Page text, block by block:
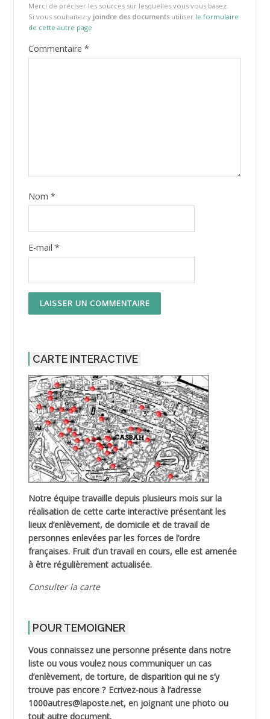
Merci de préciser les sources sur lesquelles vous vous basez.
Si vous souhaitez y joindre des documentsutiliser le formulaire
de cette autre page
Commentaire *
Nom *
E-mail *
CARTE INTERACTIVE
Notre équipe travaille depuis plusieurs mois sur la
réalisation de cette carte interactive présentant les
lieux d’enlèvement, de domicile et de travail de
personnes enlevées par les forces de l’ordre
françaises. Fruit d’un travail en cours, elle est amenée
à être régulièrement actualisée.
Consulter la carte
POUR TEMOIGNER
Vous connaissez une personne présente dans notre
liste ou vous voulez nous communiquer un cas
d’enlèvement, de torture, de disparition qui ne s’y
trouve pas encore ? Ecrivez-nous à l’adresse
1000autres@laposte.net, en joignant une photo ou
tout autre document.